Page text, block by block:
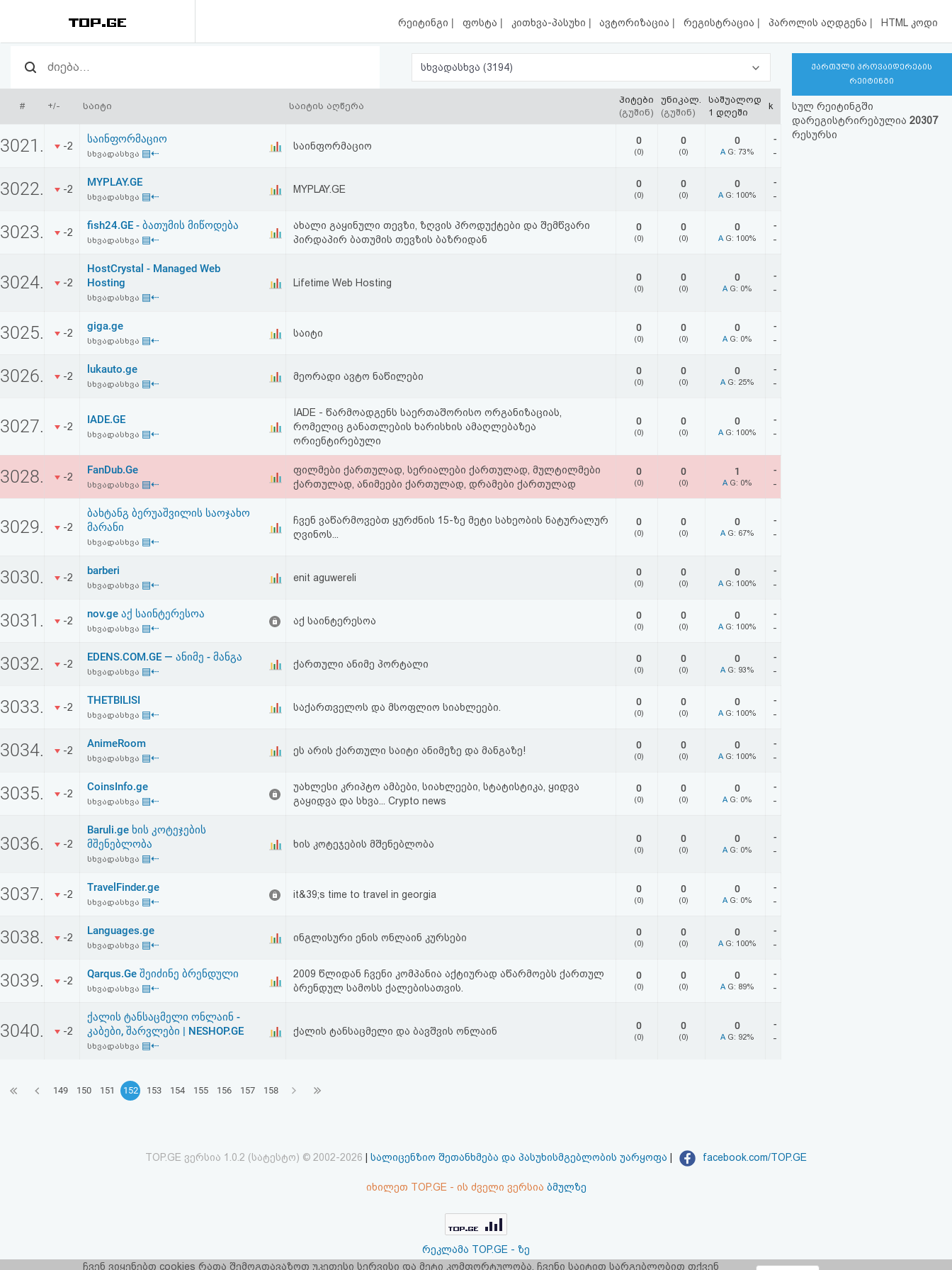
რეიტინგი | ფოსტა | კითხვა-პასუხი | ავტორიზაცია | რეგისტრაცია | პაროლის აღდგენა | HTML კოდი
რეიტინგი
(მთავარი)
ფოსტა
პასუხი
ავტორიზაცია
რეგისტრაცია
აღდგენა
სალიცენზიო
შეთანხმება
და
პასუხისმგებლობის
უარყოფა
სხვადასხვა (3194)
# +/- საიტი საიტის აღწერა
ჰიტები
(გუშინ)
უნიკალ.
(გუშინ)
საშუალოდ
1 დღეში
k
3021. -2
საინფორმაციო
სხვადასხვა ▤⇠
საინფორმაციო 0
(0)
0
(0)
0
A G: 73%
-
-
3022. -2
MYPLAY.GE
სხვადასხვა ▤⇠
MYPLAY.GE 0
(0)
0
(0)
0
A G: 100%
-
-
3023. -2
fish24.GE - ბათუმის მიწოდება
სხვადასხვა ▤⇠
ახალი გაყინული თევზი, ზღვის პროდუქტები და შემწვარი
პირდაპირ ბათუმის თევზის ბაზრიდან
0
(0)
0
(0)
0
A G: 100%
-
-
3024. -2
HostCrystal - Managed Web
Hosting
სხვადასხვა ▤⇠
Lifetime Web Hosting 0
(0)
0
(0)
0
A G: 0%
-
-
3025. -2
giga.ge
სხვადასხვა ▤⇠
საიტი 0
(0)
0
(0)
0
A G: 0%
-
-
3026. -2
lukauto.ge
სხვადასხვა ▤⇠
მეორადი ავტო ნაწილები 0
(0)
0
(0)
0
A G: 25%
-
-
3027. -2
IADE.GE
სხვადასხვა ▤⇠
IADE - წარმოადგენს საერთაშორისო ორგანიზაციას,
რომელიც განათლების ხარისხის ამაღლებაზეა
ორიენტირებული
0
(0)
0
(0)
0
A G: 100%
-
-
3028. -2
FanDub.Ge
სხვადასხვა ▤⇠
ფილმები ქართულად, სერიალები ქართულად, მულტილმები
ქართულად, ანიმეები ქართულად, დრამები ქართულად
0
(0)
0
(0)
1
A G: 0%
-
-
3029. -2
ბახტანგ ბერუაშვილის საოჯახო
მარანი
სხვადასხვა ▤⇠
ჩვენ ვაწარმოვებთ ყურძნის 15-ზე მეტი სახეობის ნატურალურ
ღვინოს...
0
(0)
0
(0)
0
A G: 67%
-
-
3030. -2
barberi
სხვადასხვა ▤⇠
enit aguwereli 0
(0)
0
(0)
0
A G: 100%
-
-
3031. -2
nov.ge აქ საინტერესოა
სხვადასხვა ▤⇠
აქ საინტერესოა 0
(0)
0
(0)
0
A G: 100%
-
-
3032. -2
EDENS.COM.GE — ანიმე - მანგა
სხვადასხვა ▤⇠
ქართული ანიმე პორტალი 0
(0)
0
(0)
0
A G: 93%
-
-
3033. -2
THETBILISI
სხვადასხვა ▤⇠
საქართველოს და მსოფლიო სიახლეები. 0
(0)
0
(0)
0
A G: 100%
-
-
3034. -2
AnimeRoom
სხვადასხვა ▤⇠
ეს არის ქართული საიტი ანიმეზე და მანგაზე! 0
(0)
0
(0)
0
A G: 100%
-
-
3035. -2
CoinsInfo.ge
სხვადასხვა ▤⇠
უახლესი კრიპტო ამბები, სიახლეები, სტატისტიკა, ყიდვა
გაყიდვა და სხვა... Crypto news
0
(0)
0
(0)
0
A G: 0%
-
-
3036. -2
Baruli.ge ხის კოტეჯების
მშენებლობა
სხვადასხვა ▤⇠
ხის კოტეჯების მშენებლობა 0
(0)
0
(0)
0
A G: 0%
-
-
3037. -2
TravelFinder.ge
სხვადასხვა ▤⇠
it&39;s time to travel in georgia 0
(0)
0
(0)
0
A G: 0%
-
-
3038. -2
Languages.ge
სხვადასხვა ▤⇠
ინგლისური ენის ონლაინ კურსები 0
(0)
0
(0)
0
A G: 100%
-
-
3039. -2
Qarqus.Ge შეიძინე ბრენდული
სხვადასხვა ▤⇠
2009 წლიდან ჩვენი კომპანია აქტიურად აწარმოებს ქართულ
ბრენდულ სამოსს ქალებისათვის.
0
(0)
0
(0)
0
A G: 89%
-
-
3040. -2
ქალის ტანსაცმელი ონლაინ -
კაბები, შარვლები | NESHOP.GE
სხვადასხვა ▤⇠
ქალის ტანსაცმელი და ბავშვის ონლაინ 0
(0)
0
(0)
0
A G: 92%
-
-
149 150 151 152 153 154 155 156 157 158
ქართული პროვაიდერების
რეიტინგი
სულ რეიტინგში
დარეგისტრირებულია 20307
რესურსი
TOP.GE ვერსია 1.0.2 (სატესტო) © 2002-2026 სალიცენზიო შეთანხმება და პასუხისმგებლობის უარყოფა facebook.com/TOP.GE
იხილეთ TOP.GE - ის ძველი ვერსია ბმულზე
რეკლამა TOP.GE - ზე
ჩვენ ვიყენებთ cookies რათა შემოგთავაზოთ უკეთესი სერვისი და მეტი კომფორტულობა. ჩვენი საიტით სარგებლობით თქვენ